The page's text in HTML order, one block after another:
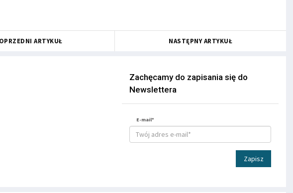
ARTYKUŁ NASTĘPNY ARTYKUŁ
Zachęcamy do zapisania się do
Newslettera
E-mail*
Zapisz